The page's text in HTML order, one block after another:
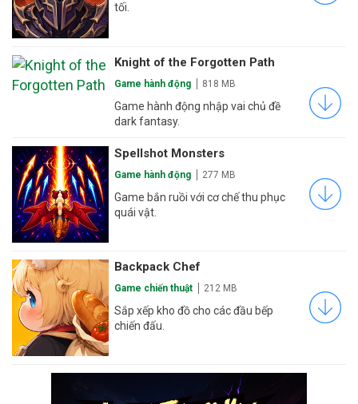
tối.
Knight of the Forgotten Path
Game hành động 818 MB
Game hành động nhập vai chủ đề
dark fantasy.
Spellshot Monsters
Game hành động 277 MB
Game bắn ruồi với cơ chế thu phục
quái vật.
Backpack Chef
Game chiến thuật 212 MB
Sắp xếp kho đồ cho các đầu bếp
chiến đấu.